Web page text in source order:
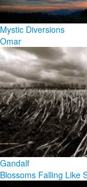
Mystic Diversions
Omar
Gandalf
Blossoms Falling Like